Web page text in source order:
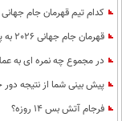
کدام تیم قهرمان جام جهانی فوتبال
قهرمان جام جهانی 2026 به پیش بینی شما؟
در مجموع چه نمره ای به
پیش بینی شما از نتیجه دور
فرجام آتش بس 14 روزه؟